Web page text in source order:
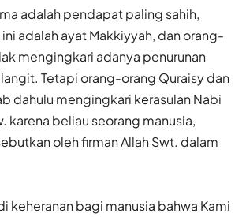
adalah pendapat paling sahih,
adalah ayat Makkiyyah, dan orang-
mengingkari adanya penurunan
Tetapi orang-orang Quraisy dan
dahulu mengingkari kerasulan Nabi
karena beliau seorang manusia,
oleh firman Allah Swt. dalam
keheranan bagi manusia bahwa Kami